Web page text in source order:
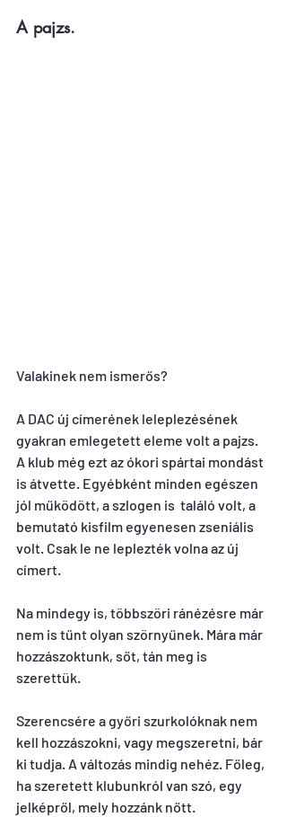
A pajzs.
Valakinek nem ismerős?
A DAC új címerének leleplezésének
gyakran emlegetett eleme volt a pajzs.
A klub még ezt az ókori spártai mondást
is átvette. Egyébként minden egészen
jól működött, a szlogen is  találó volt, a
bemutató kisfilm egyenesen zseniális
volt. Csak le ne leplezték volna az új
címert.
Na mindegy is, többszöri ránézésre már
nem is tűnt olyan szörnyűnek. Mára már
hozzászoktunk, sőt, tán meg is
szerettük.
Szerencsére a győri szurkolóknak nem
kell hozzászokni, vagy megszeretni, bár
ki tudja. A változás mindig nehéz. Főleg,
ha szeretett klubunkról van szó, egy
jelképről, mely hozzánk nőtt.